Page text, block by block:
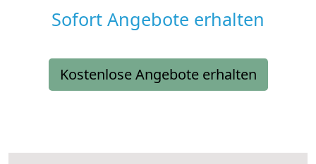
Sofort Angebote erhalten
Kostenlose Angebote erhalten